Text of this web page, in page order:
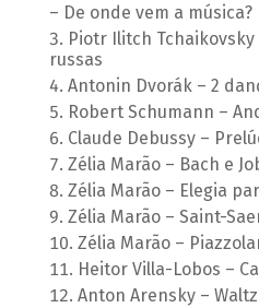
– De onde vem a música?
Piotr Ilitch
russas
Antonin Dvorák – 2
Robert Schumann –
Claude Debussy –
Zélia Marão – Bach e
Zélia Marão – Elegia
Zélia Marão – Saint-
Zélia Marão –
Heitor Villa-Lobos –
Anton Arensky – Waltz